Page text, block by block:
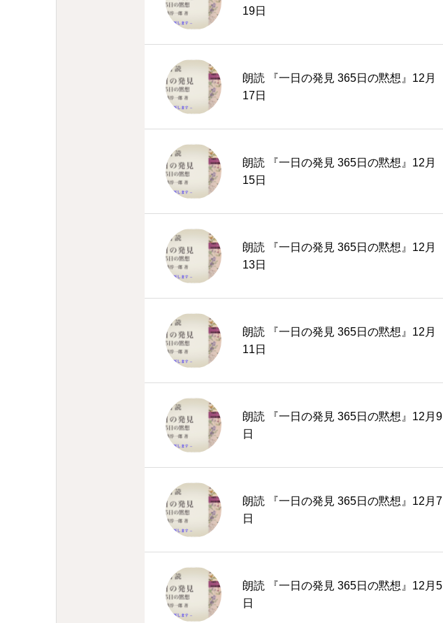
19日
朗読 『一日の発見 365日の黙想』12月
17日
朗読 『一日の発見 365日の黙想』12月
15日
朗読 『一日の発見 365日の黙想』12月
13日
朗読 『一日の発見 365日の黙想』12月
11日
朗読 『一日の発見 365日の黙想』12月9
日
朗読 『一日の発見 365日の黙想』12月7
日
朗読 『一日の発見 365日の黙想』12月5
日